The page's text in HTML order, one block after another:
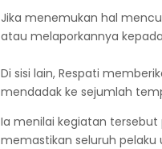
Jika menemukan hal
atau melaporkannya
Di sisi lain, Respati
mendadak ke sejumlah
Ia menilai kegiatan
memastikan seluruh